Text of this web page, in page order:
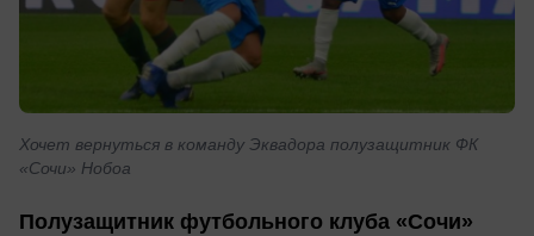
Хочет вернуться в команду Эквадора полузащитник ФК
«Сочи» Нобоа
Полузащитник футбольного клуба «Сочи»